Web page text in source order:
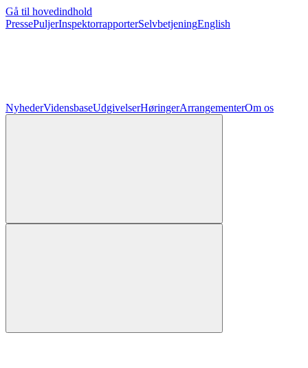
Gå til hovedindhold
PressePuljerInspektorrapporterSelvbetjeningEnglish
NyhederVidensbaseUdgivelserHøringerArrangementerOm os